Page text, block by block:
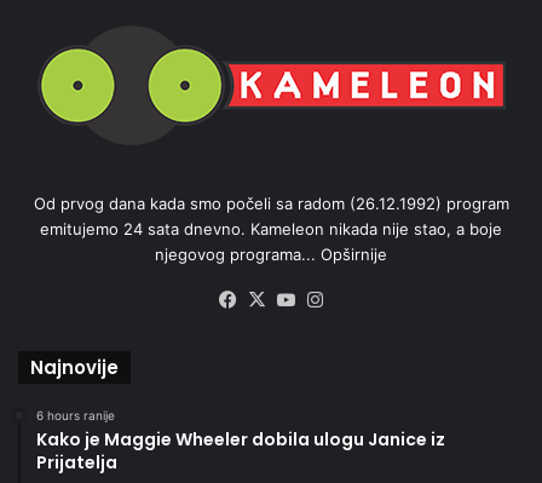
Od prvog dana kada smo počeli sa radom (26.12.1992) program
emitujemo 24 sata dnevno. Kameleon nikada nije stao, a boje
njegovog programa... Opširnije
Facebook
X YouTube
Najnovije
6 hours ranije
Kako je Maggie Wheeler dobila ulogu Janice iz
Prijatelja